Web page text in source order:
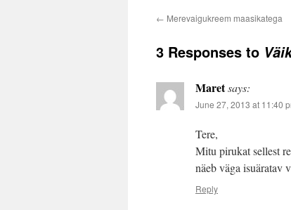
← Merevaigukreem maasikatega
3 Responses to
Maretsays:
June 27, 2013 at 11:40
Tere,
Mitu pirukat sellest
näeb väga isuäratav
Reply